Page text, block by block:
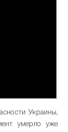
Украины,
умерло уже